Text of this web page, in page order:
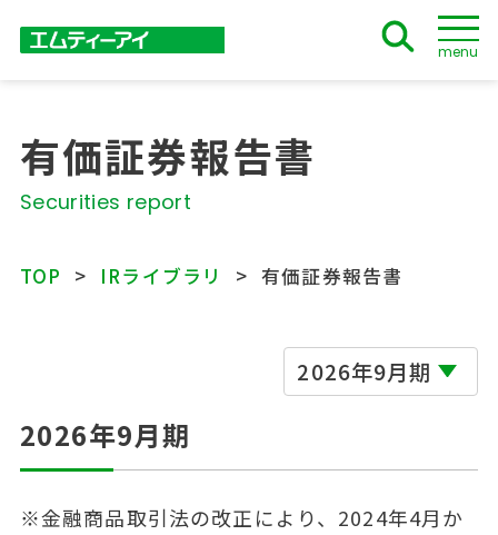
menu
有価証券報告書
Securities report
TOP IRライブラリ 有価証券報告書
2026年9月期
2026年9月期
※金融商品取引法の改正により、2024年4月か